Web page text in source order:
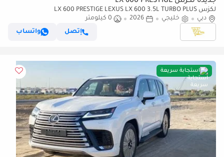
لكزس LX 600 PRESTIGE LEXUS LX 600 3.5L TURBO PLUS
دبي
خليجي 2026
0 كيلومتر
إتصل
واتساب
استجابة سريعة